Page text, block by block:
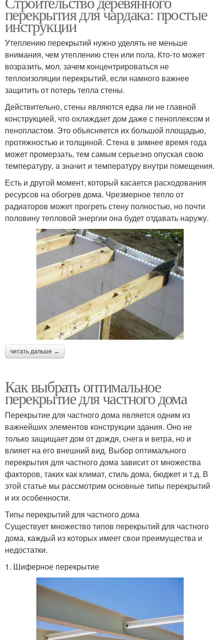
перекрытия для чардака: простые
инструкции
Утеплению перекрытий нужно уделять не меньше
внимания, чем утеплению стен или пола. Кто-то может
возразить, мол, зачем концентрироваться не
теплоизоляции перекрытий, если намного важнее
защитить от потерь тепла стены.
Действительно, стены являются едва ли не главной
конструкцией, что охлаждает дом даже с пеноплексом и
пенопластом. Это объясняется их большой площадью,
протяжностью и толщиной. Стена в зимнее время года
может промерзать, тем самым серьезно опуская свою
температуру, а значит и температуру внутри помещения.
Есть и другой момент, который касается расходования
ресурсов на обогрев дома. Чрезмерное тепло от
радиаторов может прогреть стену полностью, но почти
половину тепловой энергии она будет отдавать наружу.
читать дальше →
Как выбрать оптимальное
перекрытие для частного дома
Перекрытие для частного дома является одним из
важнейших элементов конструкции здания. Оно не
только защищает дом от дождя, снега и ветра, но и
влияет на его внешний вид. Выбор оптимального
перекрытия для частного дома зависит от множества
факторов, таких как климат, стиль дома, бюджет и т.д. В
этой статье мы рассмотрим основные типы перекрытий
и их особенности.
Типы перекрытий для частного дома
Существует множество типов перекрытий для частного
дома, каждый из которых имеет свои преимущества и
недостатки.
1. Шиферное перекрытие